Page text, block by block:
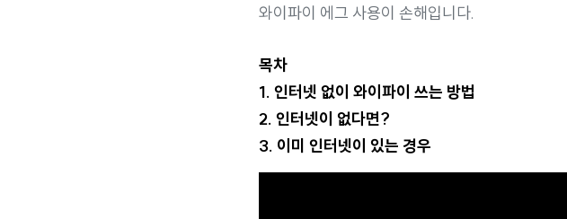
와이파이 에그 사용이 손해입니다.
목차
1. 인터넷 없이 와이파이 쓰는 방법
2. 인터넷이 없다면?
3. 이미 인터넷이 있는 경우